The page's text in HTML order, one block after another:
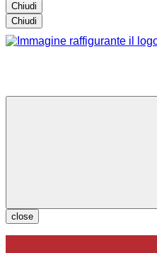
Chiudi
Chiudi
close